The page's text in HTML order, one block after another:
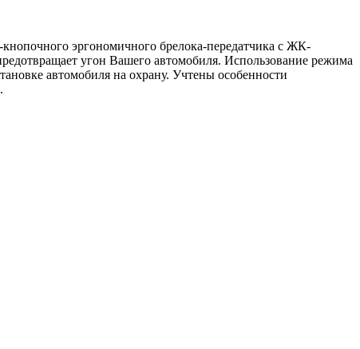
кнопочного эргономичного брелока-передатчика с ЖК-
угон Вашего автомобиля. Использование режима
автомобиля на охрану. Учтены особенности